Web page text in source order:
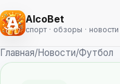
AlcoBet
спорт · обзоры · новости
Главная/Новости/Футбол